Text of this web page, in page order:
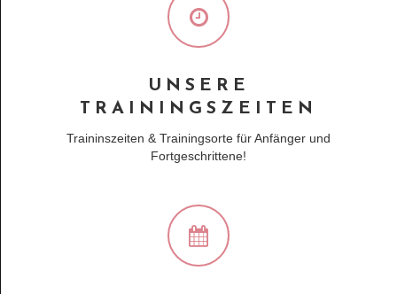
UNSERE
TRAININGSZEITEN
Traininszeiten & Trainingsorte für Anfänger und
Fortgeschrittene!